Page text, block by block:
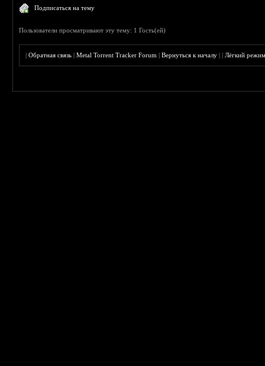
Подписаться на тему
Пользователи просматривают эту тему: 1 Гость(ей)
|Обратная связь |Metal Torrent Tracker Forum |Вернуться к началу ||Лёгкий